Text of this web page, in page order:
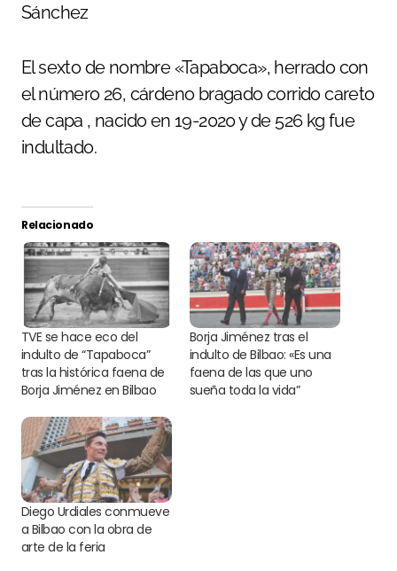
Sánchez
El sexto de nombre «Tapaboca», herrado con
el número 26, cárdeno bragado corrido careto
de capa , nacido en 19-2020 y de 526 kg fue
indultado.
Relacionado
TVE se hace eco del
indulto de “Tapaboca”
tras la histórica faena de
Borja Jiménez en Bilbao
Borja Jiménez tras el
indulto de Bilbao: «Es una
faena de las que uno
sueña toda la vida”
Diego Urdiales conmueve
a Bilbao con la obra de
arte de la feria